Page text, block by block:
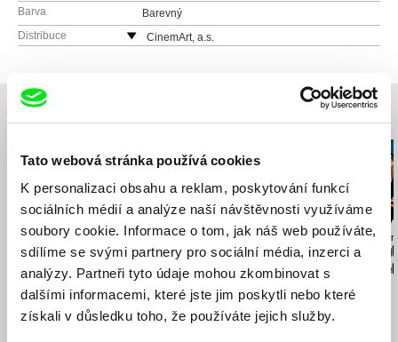
Tato webová stránka používá cookies
K personalizaci obsahu a reklam, poskytování funkcí
sociálních médií a analýze naší návštěvnosti využíváme
soubory cookie. Informace o tom, jak náš web používáte,
sdílíme se svými partnery pro sociální média, inzerci a
analýzy. Partneři tyto údaje mohou zkombinovat s
dalšími informacemi, které jste jim poskytli nebo které
získali v důsledku toho, že používáte jejich služby.
Barva
Barevný
Distribuce
CinemArt, a.s.
fax: +420 221 105 220
e-mail:
info@cinemart.cz
Související filmy (20)
Petr Václav
Cesta ven
Martin Pavol Repka
Od marca do mája
Drahomíra
Zpráva o
studentů
Jakuba